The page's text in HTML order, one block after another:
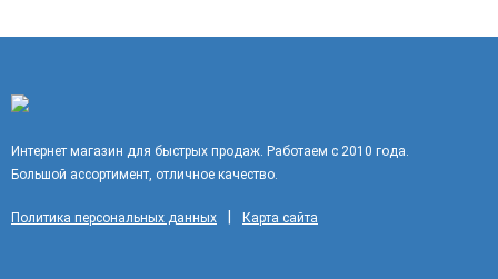
Интернет магазин для быстрых продаж. Работаем с 2010 года.
Большой ассортимент, отличное качество.
Политика персональных данных Карта сайта